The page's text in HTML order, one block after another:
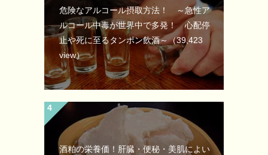
危険なアルコール摂取方法！ ～急性ア
ルコール中毒が世界中で多発！ 心配停
止や死に至るタンポン飲酒～（39,423
view）
酒粕の栄養価！肝臓・便秘・美肌によい